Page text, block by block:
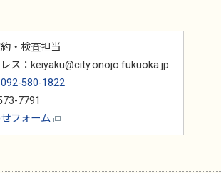
・検査担当
ス：keiyaku@city.onojo.fukuoka.jp
092-580-1822
7791
フォーム